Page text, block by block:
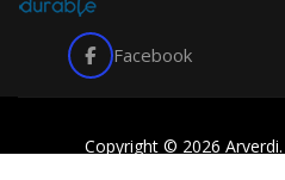
Facebook
Copyright © 2026